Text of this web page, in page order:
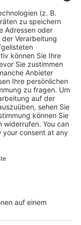
für
582-03155-
Mehr Infos
Tage nach
SSL-